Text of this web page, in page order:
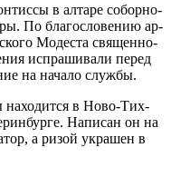
в ал­та­ре со­бор­но­
По бла­го­сло­ве­нию ар­
Мо­де­ста свя­щен­но­
ис­пра­ши­ва­ли пе­ред
на на­ча­ло служ­бы.
на­хо­дит­ся в Но­во-Тих­
На­пи­сан он на
а ри­зой укра­шен в